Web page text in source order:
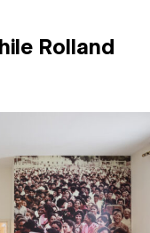
Rolland